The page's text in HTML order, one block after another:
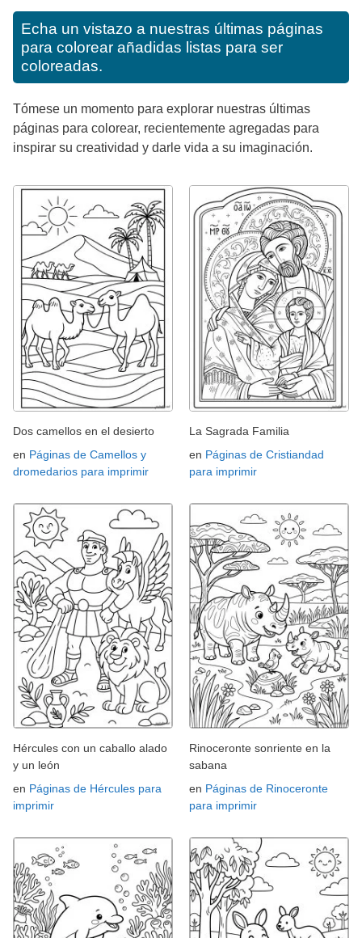
Echa un vistazo a nuestras últimas páginas
para colorear añadidas listas para ser
coloreadas.
Tómese un momento para explorar nuestras últimas
páginas para colorear, recientemente agregadas para
inspirar su creatividad y darle vida a su imaginación.
Dos camellos en el desierto
en Páginas de Camellos y
dromedarios para imprimir
La Sagrada Familia
en Páginas de Cristiandad
para imprimir
Hércules con un caballo alado
y un león
en Páginas de Hércules para
imprimir
Rinoceronte sonriente en la
sabana
en Páginas de Rinoceronte
para imprimir